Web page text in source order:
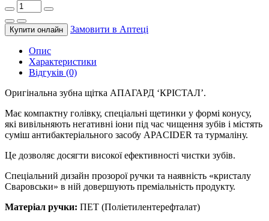
Купити онлайн Замовити в Аптецi
Опис
Характеристики
Відгуків (0)
Оригінальна зубна щітка АПАГАРД ‘КРІСТАЛ’.
Має компактну голівку, спеціальні щетинки у формі конусу,
які вивільняють негативні іони під час чищення зубів і містять
суміш антибактеріального засобу APACIDER та турмаліну.
Це дозволяє досягти високої ефективності чистки зубів.
Спеціальний дизайн прозорої ручки та наявність «кристалу
Сваровськи» в ній довершують преміальність продукту.
Матеріал ручки: ПЕТ (Поліетилентерефталат)